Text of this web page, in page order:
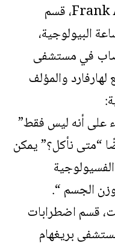
قال Frank A.J.L. Scheer، قسم
البيولوجية،
في مستشفى
لهارفارد والمؤلف
على أنه ليس فقط”
“متى نأكل؟” يمكن
الجسم “.
قسم اضطرابات
بريغهام